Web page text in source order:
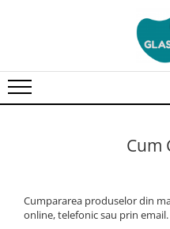
Cum
Cumpararea produselor din
online, telefonic sau prin email.